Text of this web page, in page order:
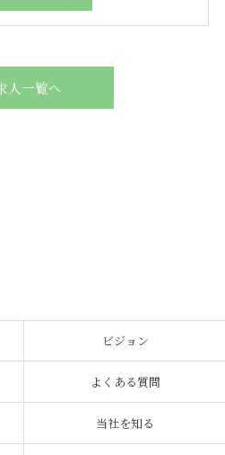
人一覧へ
ビジョン
よくある質問
当社を知る